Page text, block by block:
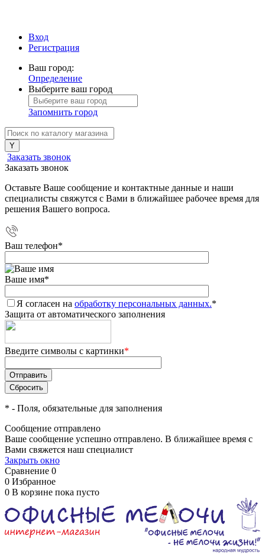
Вход
Регистрация
Ваш город:
Определение
Выберите ваш город
Запомнить город
Заказать звонок
Заказать звонок
Оставьте Ваше сообщение и контактные данные и наши
специалисты свяжутся с Вами в ближайшее рабочее время для
решения Вашего вопроса.
Ваш телефон*
Ваше имя*
Я согласен на обработку персональных данных.*
Защита от автоматического заполнения
Введите символы с картинки*
* - Поля, обязательные для заполнения
Сообщение отправлено
Ваше сообщение успешно отправлено. В ближайшее время с
Вами свяжется наш специалист
Закрыть окно
Сравнение 0
0 Избранное
0 В корзине пока пусто